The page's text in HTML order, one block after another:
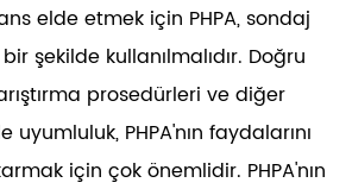
elde etmek için PHPA, sondaj
şekilde kullanılmalıdır. Doğru
prosedürleri ve diğer
uyumluluk, PHPA'nın faydalarını
için çok önemlidir. PHPA'nın